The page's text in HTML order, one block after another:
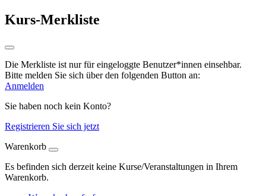
Kurs-Merkliste
Die Merkliste ist nur für eingeloggte Benutzer*innen einsehbar.
Bitte melden Sie sich über den folgenden Button an:
Anmelden
Sie haben noch kein Konto?
Registrieren Sie sich jetzt
Warenkorb
Es befinden sich derzeit keine Kurse/Veranstaltungen in Ihrem
Warenkorb.